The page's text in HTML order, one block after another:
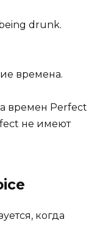
drunk.
времена.
времен Perfect
не имеют
когда